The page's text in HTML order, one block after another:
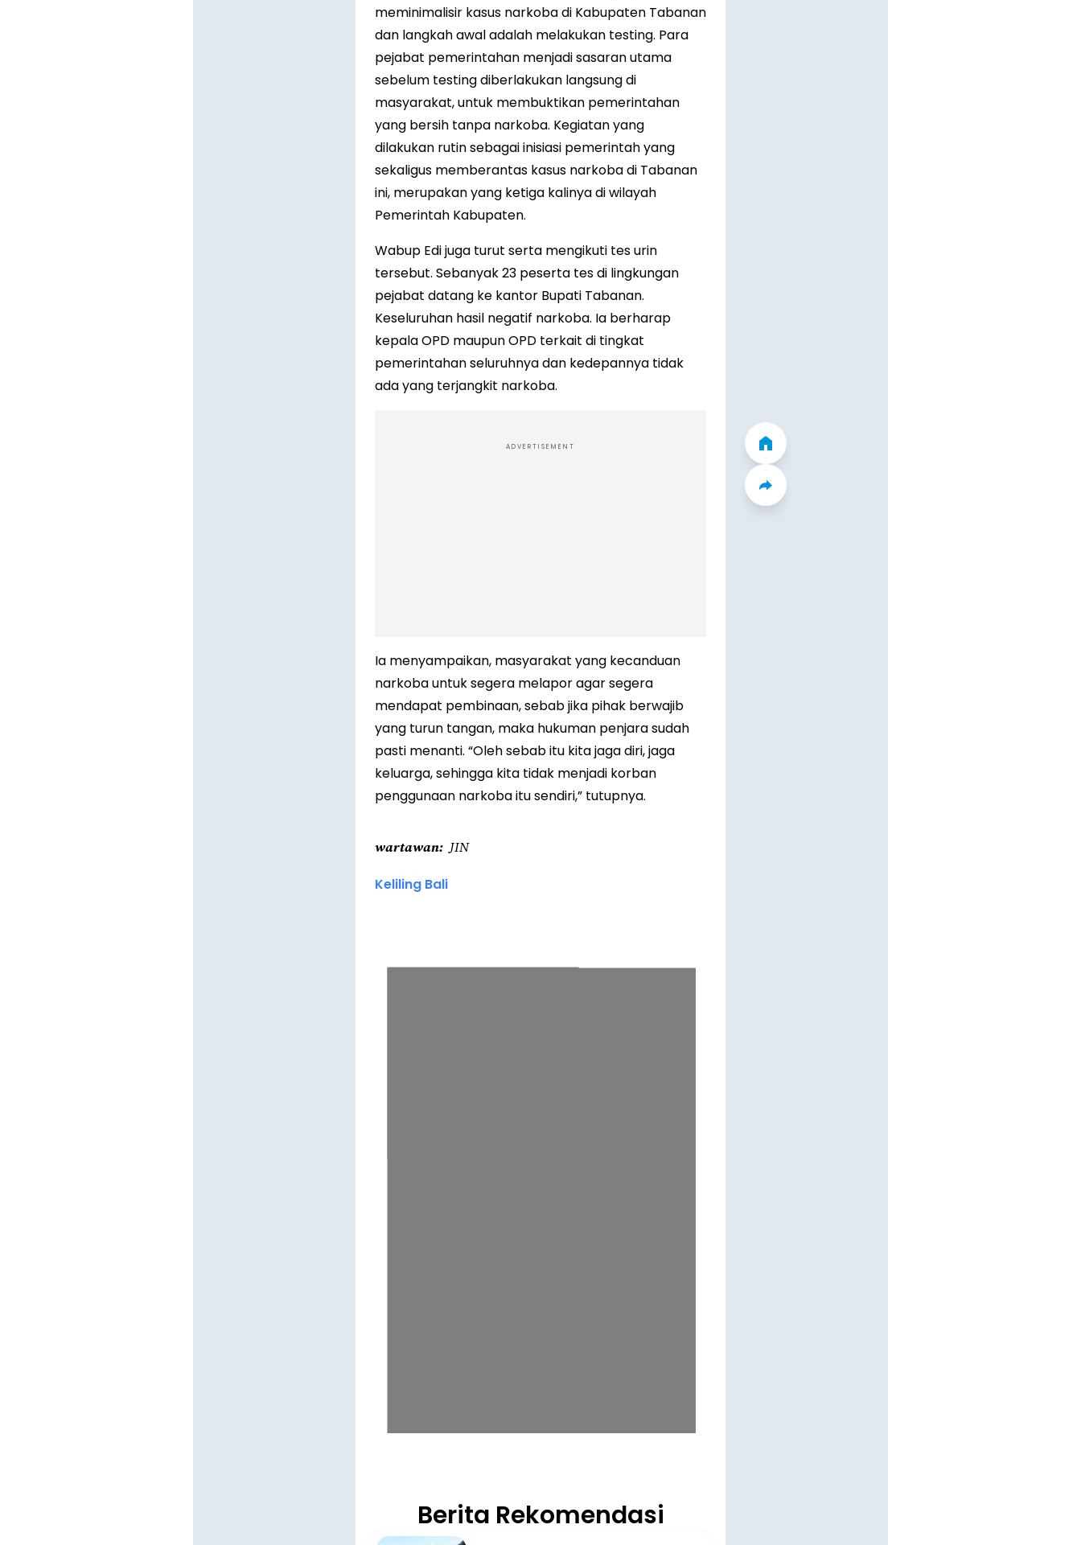
meminimalisir kasus narkoba di Kabupaten Tabanan
dan langkah awal adalah melakukan testing. Para
pejabat pemerintahan menjadi sasaran utama
sebelum testing diberlakukan langsung di
masyarakat, untuk membuktikan pemerintahan
yang bersih tanpa narkoba. Kegiatan yang
dilakukan rutin sebagai inisiasi pemerintah yang
sekaligus memberantas kasus narkoba di Tabanan
ini, merupakan yang ketiga kalinya di wilayah
Pemerintah Kabupaten.
Wabup Edi juga turut serta mengikuti tes urin
tersebut. Sebanyak 23 peserta tes di lingkungan
pejabat datang ke kantor Bupati Tabanan.
Keseluruhan hasil negatif narkoba. Ia berharap
kepala OPD maupun OPD terkait di tingkat
pemerintahan seluruhnya dan kedepannya tidak
ada yang terjangkit narkoba.
ADVERTISEMENT
Ia menyampaikan, masyarakat yang kecanduan
narkoba untuk segera melapor agar segera
mendapat pembinaan, sebab jika pihak berwajib
yang turun tangan, maka hukuman penjara sudah
pasti menanti. “Oleh sebab itu kita jaga diri, jaga
keluarga, sehingga kita tidak menjadi korban
penggunaan narkoba itu sendiri,” tutupnya.
wartawan JIN
Keliling Bali
Berita Rekomendasi